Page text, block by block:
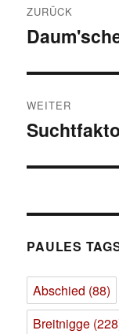
ZURÜCK
Vorheriger
WEITER
Nächster
PAULES
Abschied (88)
Breitnigge